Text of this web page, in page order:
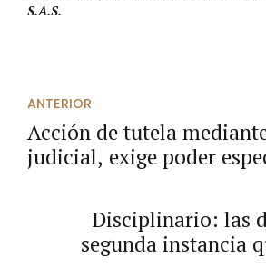
S.A.S.
ANTERIOR
Acción de tutela
judicial, exige poder
Disciplinario: las
segunda instancia